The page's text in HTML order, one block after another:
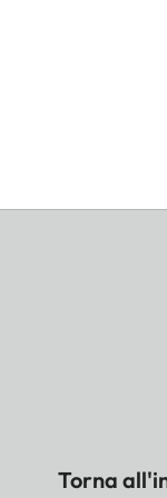
Torna